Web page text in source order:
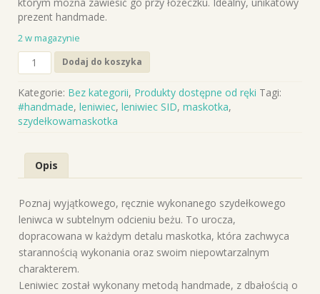
prezent handmade.
2 w magazynie
ilość
Ręcznie
szydełkowa
maskotka
Leniwiec
beżowy
Dodaj do koszyka
Kategorie: Bez kategorii, Produkty dostępne od ręki Tagi:
#handmade, leniwiec, leniwiec SID, maskotka,
szydełkowamaskotka
Opis
Poznaj wyjątkowego, ręcznie wykonanego szydełkowego
leniwca w subtelnym odcieniu beżu. To urocza,
dopracowana w każdym detalu maskotka, która zachwyca
starannością wykonania oraz swoim niepowtarzalnym
charakterem.
Leniwiec został wykonany metodą handmade, z dbałością o